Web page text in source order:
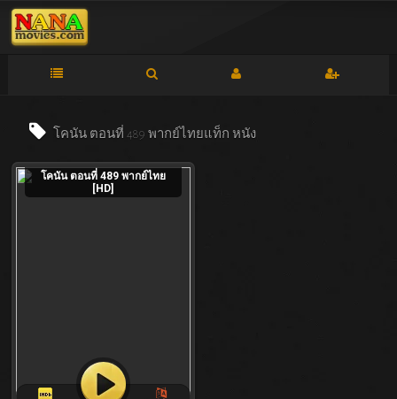
โคนัน ตอนที่ 489 พากย์ไทยแท็ก หนัง
โคนัน ตอนที่ 489 พากย์ไทย
[HD]